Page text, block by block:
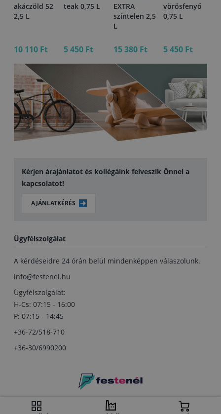
akáczöld 52
2,5 L
10 110 Ft
teak 0,75 L
5 450 Ft
EXTRA
színtelen 2,5
L
15 380 Ft
vörösfenyő
0,75 L
5 450 Ft
Kérjen árajánlatot és kollégáink felveszik Önnel a
kapcsolatot!
AJÁNLATKÉRÉS
Ügyfélszolgálat
A kérdéseidre 24 órán belül mindenképpen válaszolunk.
info@festenel.hu
Ügyfélszolgálat:
H-Cs: 07:15 - 16:00
P: 07:15 - 14:45
+36-72/518-710
+36-30/6990200
Copyright © festenel.hu.
Minden jog fentartva.